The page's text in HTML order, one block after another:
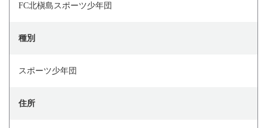
FC北槇島スポーツ少年団
種別
スポーツ少年団
住所